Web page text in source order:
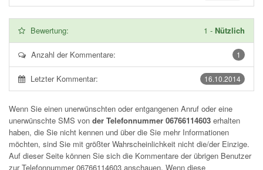
Bewertung: 1 - Nützlich
1
Anzahl der Kommentare:
16.10.2014
Letzter Kommentar:
Wenn Sie einen unerwünschten oder entgangenen Anruf oder eine
unerwünschte SMS von der Telefonnummer 06766114603 erhalten
haben, die Sie nicht kennen und über die Sie mehr Informationen
möchten, sind Sie mit größter Wahrscheinlichkeit nicht die/der Einzige.
Auf dieser Seite können Sie sich die Kommentare der übrigen Benutzer
zur Telefonnummer06766114603 anschauen. Wenn diese